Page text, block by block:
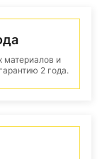
материалов и
2 года.